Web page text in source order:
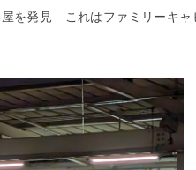
を発見 これはファミリーキャ